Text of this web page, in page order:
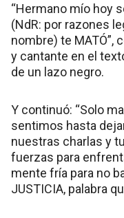
“Hermano mío hoy
(NdR: por razones
nombre) te MATÓ”,
y cantante en el
de un lazo negro.
Y continuó: “Solo
sentimos hasta
nuestras charlas y
fuerzas para
mente fría para no
JUSTICIA, palabra